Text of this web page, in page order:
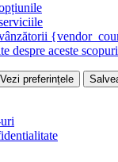
despre aceste scopuri
Vezi preferințele